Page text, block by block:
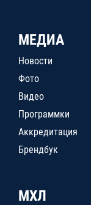
МЕДИА
Новости
Фото
Видео
Программки
Аккредитация
Брендбук
МХЛ